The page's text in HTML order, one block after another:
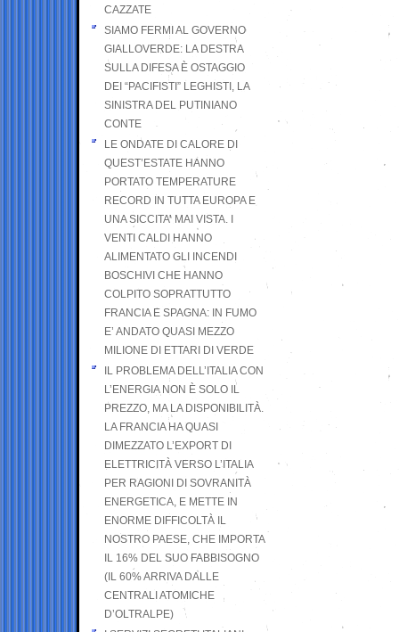
CAZZATE
SIAMO FERMI AL GOVERNO
GIALLOVERDE: LA DESTRA
SULLA DIFESA È OSTAGGIO
DEI “PACIFISTI” LEGHISTI, LA
SINISTRA DEL PUTINIANO
CONTE
LE ONDATE DI CALORE DI
QUEST’ESTATE HANNO
PORTATO TEMPERATURE
RECORD IN TUTTA EUROPA E
UNA SICCITA’ MAI VISTA. I
VENTI CALDI HANNO
ALIMENTATO GLI INCENDI
BOSCHIVI CHE HANNO
COLPITO SOPRATTUTTO
FRANCIA E SPAGNA: IN FUMO
E’ ANDATO QUASI MEZZO
MILIONE DI ETTARI DI VERDE
IL PROBLEMA DELL’ITALIA CON
L’ENERGIA NON È SOLO IL
PREZZO, MA LA DISPONIBILITÀ.
LA FRANCIA HA QUASI
DIMEZZATO L’EXPORT DI
ELETTRICITÀ VERSO L’ITALIA
PER RAGIONI DI SOVRANITÀ
ENERGETICA, E METTE IN
ENORME DIFFICOLTÀ IL
NOSTRO PAESE, CHE IMPORTA
IL 16% DEL SUO FABBISOGNO
(IL 60% ARRIVA DALLE
CENTRALI ATOMICHE
D’OLTRALPE)